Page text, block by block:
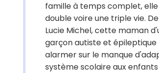
famille à temps complet,
double voire une triple vie.
Lucie Michel, cette maman
garçon autiste et
alarmer sur le manque
système scolaire aux